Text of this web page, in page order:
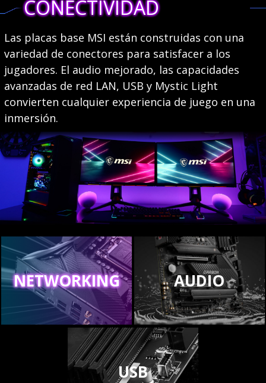
CONECTIVIDAD
Las placas base MSI están construidas con una
variedad de conectores para satisfacer a los
jugadores. El audio mejorado, las capacidades
avanzadas de red LAN, USB y Mystic Light
convierten cualquier experiencia de juego en una
inmersión.
NETWORKING AUDIO
USB